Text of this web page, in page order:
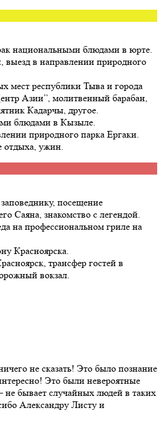
национальными блюдами в юрте.
выезд в направлении природного
мест республики Тыва и города
Азии”, молитвенный барабан,
Кадарчы, другое.
блюдами в Кызыле.
природного парка Ергаки.
отдыха, ужин.
посещение
Саяна, знакомство с легендой.
на профессиональном гриле на
Красноярска.
трансфер гостей в
вокзал.
не сказать! Это было познание
Это были невероятные
не бывает случайных людей в таких
Александру Листу и